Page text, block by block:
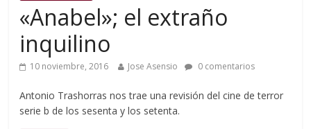
«Anabel»; el extraño
inquilino
10 noviembre, 2016 Jose Asensio 0 comentarios
Antonio Trashorras nos trae una revisión del cine de terror
serie b de los sesenta y los setenta.